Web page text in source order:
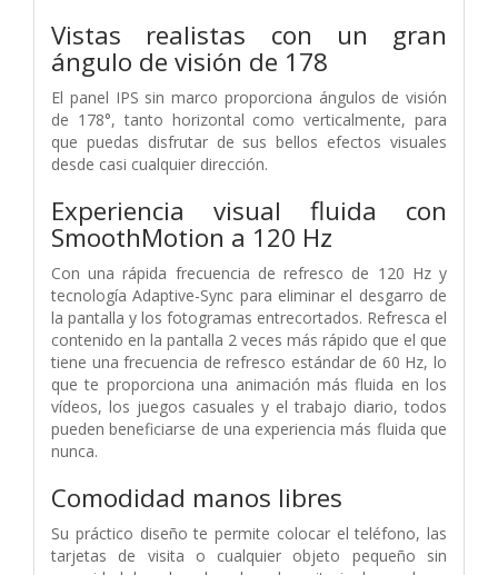
Vistas realistas con un gran
ángulo de visión de 178
El panel IPS sin marco proporciona ángulos de visión
de 178°, tanto horizontal como verticalmente, para
que puedas disfrutar de sus bellos efectos visuales
desde casi cualquier dirección.
Experiencia visual fluida con
SmoothMotion a 120 Hz
Con una rápida frecuencia de refresco de 120 Hz y
tecnología Adaptive-Sync para eliminar el desgarro de
la pantalla y los fotogramas entrecortados. Refresca el
contenido en la pantalla 2 veces más rápido que el que
tiene una frecuencia de refresco estándar de 60 Hz, lo
que te proporciona una animación más fluida en los
vídeos, los juegos casuales y el trabajo diario, todos
pueden beneficiarse de una experiencia más fluida que
nunca.
Comodidad manos libres
Su práctico diseño te permite colocar el teléfono, las
tarjetas de visita o cualquier objeto pequeño sin